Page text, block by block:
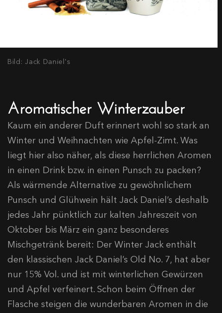
Bild: Jack Daniel's
Aromatischer Winterzauber
Kaum ein anderer Duft erinnert wohl so stark an
Winter und Weihnachten wie Apfel-Zimt. Was
liegt hier also näher, als diese herrlichen Aromen
in einen Drink bzw. in einen Punsch zu packen?
Als wärmende Alternative zu gewöhnlichem
Punsch und Glühwein hält Jack Daniel’s deshalb
jedes Jahr pünktlich zur kalten Jahreszeit von
Oktober bis März ein ganz besonderes
Mischgetränk bereit: Der Winter Jack enthält
den klassischen Jack Daniel’s Old No. 7, hat aber
nur 15% Vol. und ist mit winterlichen Gewürzen
und Apfel verfeinert. Schon beim Öffnen der
Flasche steigen die wunderbaren Aromen in die